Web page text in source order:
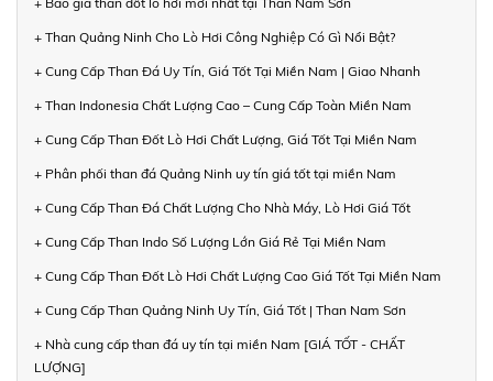
+ Than Quảng Ninh Cho Lò Hơi Công Nghiệp Có Gì Nổi Bật?
+ Cung Cấp Than Đá Uy Tín, Giá Tốt Tại Miền Nam | Giao Nhanh
+ Than Indonesia Chất Lượng Cao – Cung Cấp Toàn Miền Nam
+ Cung Cấp Than Đốt Lò Hơi Chất Lượng, Giá Tốt Tại Miền Nam
+ Phân phối than đá Quảng Ninh uy tín giá tốt tại miền Nam
+ Cung Cấp Than Đá Chất Lượng Cho Nhà Máy, Lò Hơi Giá Tốt
+ Cung Cấp Than Indo Số Lượng Lớn Giá Rẻ Tại Miền Nam
+ Cung Cấp Than Đốt Lò Hơi Chất Lượng Cao Giá Tốt Tại Miền Nam
+ Cung Cấp Than Quảng Ninh Uy Tín, Giá Tốt | Than Nam Sơn
+ Nhà cung cấp than đá uy tín tại miền Nam [GIÁ TỐT - CHẤT
LƯỢNG]